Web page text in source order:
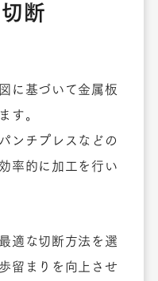
断
に基づいて金属板
す。
ンチプレスなどの
率的に加工を行い
適な切断方法を選
留まりを向上させ